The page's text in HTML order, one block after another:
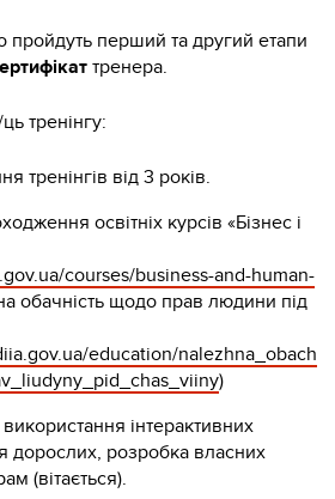
пройдуть перший та другий етапи
тренера.
тренінгу:
тренінгів від 3 років.
освітніх курсів «Бізнес і
courses/business-and-human-
обачність щодо прав людини під
education/nalezhna_obach
)
інтерактивних
дорослих, розробка власних
(вітається).